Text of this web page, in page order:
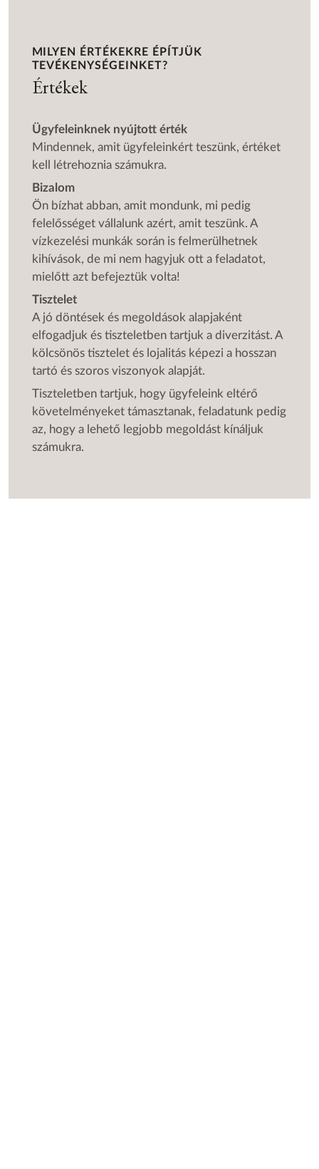
MILYEN ÉRTÉKEKRE ÉPÍTJÜK
TEVÉKENYSÉGEINKET?
Értékek
Ügyfeleinknek nyújtott érték
Mindennek, amit ügyfeleinkért teszünk, értéket
kell létrehoznia számukra.
Bizalom
Ön bízhat abban, amit mondunk, mi pedig
felelősséget vállalunk azért, amit teszünk. A
vízkezelési munkák során is felmerülhetnek
kihívások, de mi nem hagyjuk ott a feladatot,
mielőtt azt befejeztük volta!
Tisztelet
A jó döntések és megoldások alapjaként
elfogadjuk és tiszteletben tartjuk a diverzitást. A
kölcsönös tisztelet és lojalitás képezi a hosszan
tartó és szoros viszonyok alapját.
Tiszteletben tartjuk, hogy ügyfeleink eltérő
követelményeket támasztanak, feladatunk pedig
az, hogy a lehető legjobb megoldást kínáljuk
számukra.